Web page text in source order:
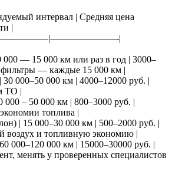
интервал | Средняя цена
|
|
000 — 15 000 км или раз в год | 3000–
— каждые 15 000 км |
000–50 000 км | 4000–12000 руб. |
ТО |
000 – 50 000 км | 800–3000 руб. |
топлива |
| 15 000–30 000 км | 500–2000 руб. |
воздух и топливную экономию |
000–120 000 км | 15000–30000 руб. |
менять у проверенных специалистов